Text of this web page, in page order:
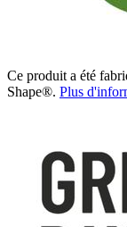
Ce produit a été
Shape®. Plus